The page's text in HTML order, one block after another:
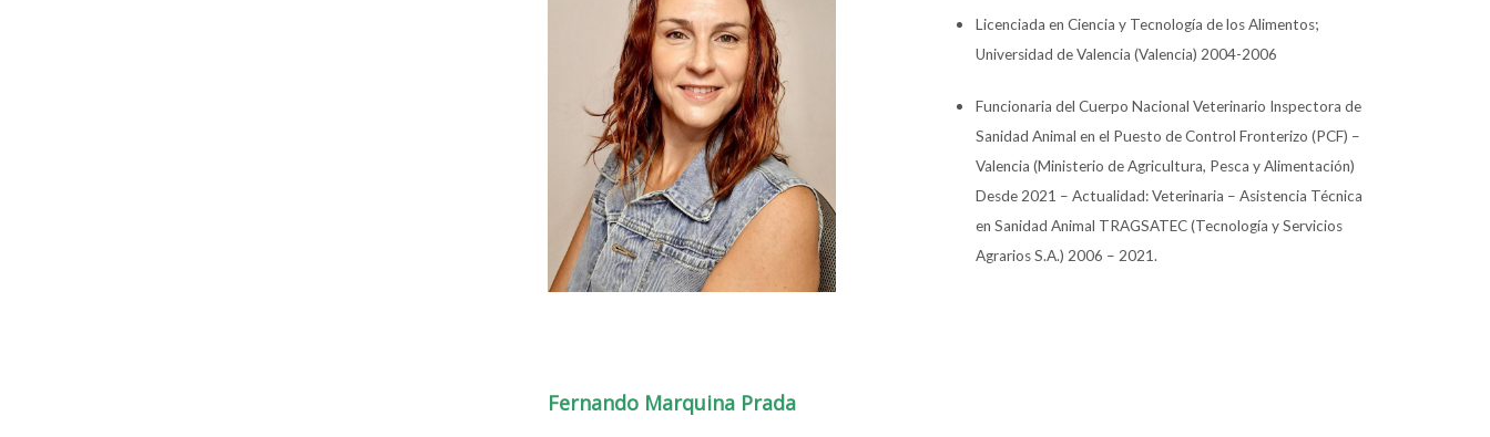
Licenciada en Ciencia y Tecnología de los Alimentos;
Universidad de Valencia (Valencia) 2004-2006
Funcionaria del Cuerpo Nacional Veterinario Inspectora de
Sanidad Animal en el Puesto de Control Fronterizo (PCF) –
Valencia (Ministerio de Agricultura, Pesca y Alimentación)
Desde 2021 – Actualidad: Veterinaria – Asistencia Técnica
en Sanidad Animal TRAGSATEC (Tecnología y Servicios
Agrarios S.A.) 2006 – 2021.
Fernando Marquina Prada